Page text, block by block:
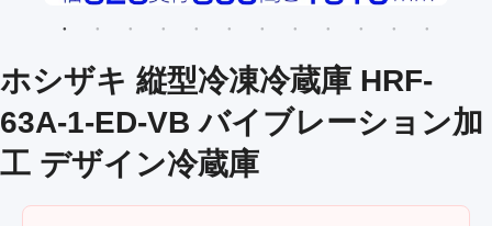
ホシザキ 縦型冷凍冷蔵庫 HRF-
63A-1-ED-VB バイブレーション加
工 デザイン冷蔵庫